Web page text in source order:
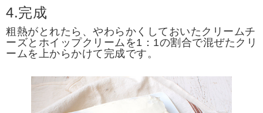
4.完成
粗熱がとれたら、やわらかくしておいたクリームチ
ーズとホイップクリームを1：1の割合で混ぜたクリ
ームを上からかけて完成です。